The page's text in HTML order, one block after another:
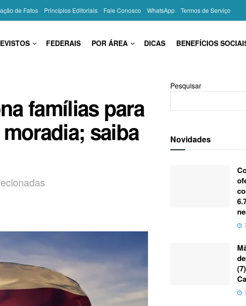
de Fatos Princípios Editoriais Fale Conosco WhatsApp Termos de Serviço
FEDERAIS POR ÁREA DICAS BENEFÍCIOS
famílias para
saiba
Pesquisar
Novidades